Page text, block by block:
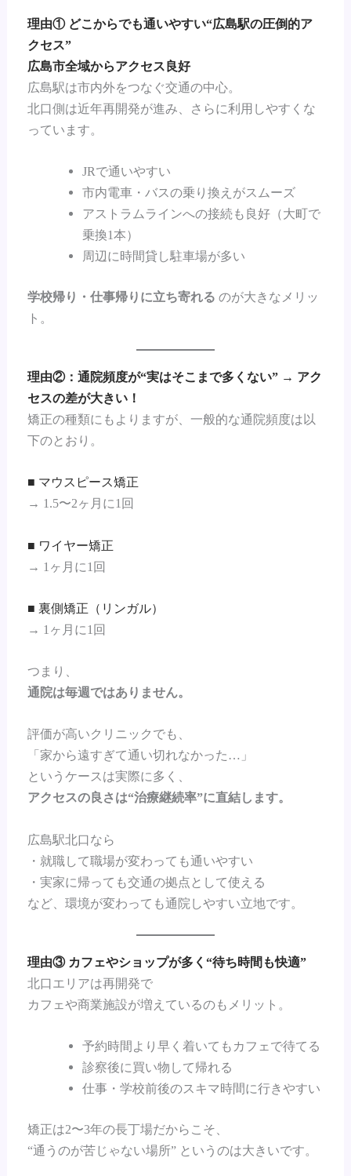
理由① どこからでも通いやすい“広島駅の圧倒的ア
クセス”
広島市全域からアクセス良好
広島駅は市内外をつなぐ交通の中心。
北口側は近年再開発が進み、さらに利用しやすくな
っています。
JRで通いやすい
市内電車・バスの乗り換えがスムーズ
アストラムラインへの接続も良好（大町で
乗換1本）
周辺に時間貸し駐車場が多い
学校帰り・仕事帰りに立ち寄れる のが大きなメリッ
ト。
理由②：通院頻度が“実はそこまで多くない” → アク
セスの差が大きい！
矯正の種類にもよりますが、一般的な通院頻度は以
下のとおり。
■ マウスピース矯正
→ 1.5〜2ヶ月に1回
■ ワイヤー矯正
→ 1ヶ月に1回
■ 裏側矯正（リンガル）
→ 1ヶ月に1回
つまり、
通院は毎週ではありません。
評価が高いクリニックでも、
「家から遠すぎて通い切れなかった…」
というケースは実際に多く、
アクセスの良さは“治療継続率”に直結します。
広島駅北口なら
・就職して職場が変わっても通いやすい
・実家に帰っても交通の拠点として使える
など、環境が変わっても通院しやすい立地です。
理由③ カフェやショップが多く“待ち時間も快適”
北口エリアは再開発で
カフェや商業施設が増えているのもメリット。
予約時間より早く着いてもカフェで待てる
診察後に買い物して帰れる
仕事・学校前後のスキマ時間に行きやすい
矯正は2〜3年の長丁場だからこそ、
“通うのが苦じゃない場所” というのは大きいです。